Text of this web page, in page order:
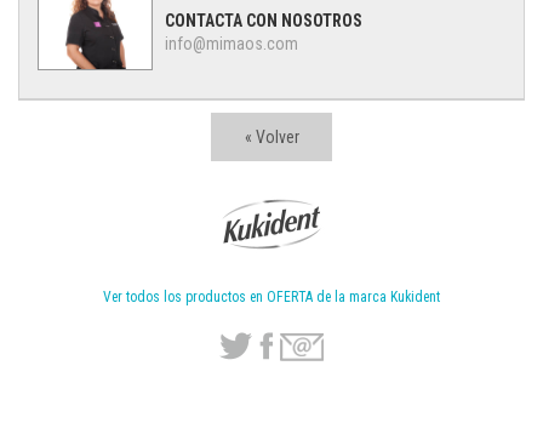
« Volver
Ver todos los productos en OFERTA de la marca Kukident
CONTACTA CON NOSOTROS
info@mimaos.com